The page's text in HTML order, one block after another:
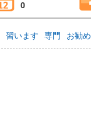
0
習います 専門 お勧め